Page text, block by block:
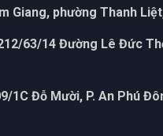
Giang, phường Thanh
63/14 Đường Lê Đức
1C Đỗ Mười, P. An Phú